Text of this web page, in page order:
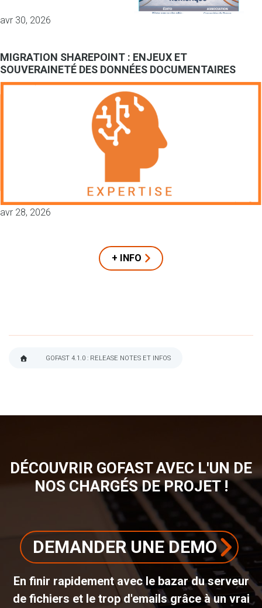
avr 30, 2026
MIGRATION SHAREPOINT : ENJEUX ET
SOUVERAINETÉ DES DONNÉES DOCUMENTAIRES
avr 28, 2026
+ INFO
GOFAST 4.1.0 : RELEASE NOTES ET INFOS
DÉCOUVRIR GOFAST AVEC L'UN DE
NOS CHARGÉS DE PROJET !
DEMANDER UNE DEMO
En finir rapidement avec le bazar du serveur
de fichiers et le trop d'emails grâce à un vrai